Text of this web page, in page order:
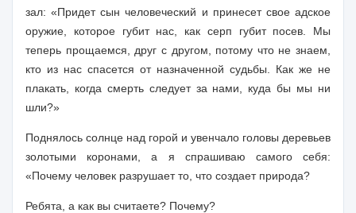
зал: «Придет сын человеческий и принесет свое адское
оружие, кото­рое губит нас, как серп губит посев. Мы
теперь прощаемся, друг с дру­гом, потому что не знаем,
кто из нас спасется от назначенной судьбы. Как же не
плакать, когда смерть следует за нами, куда бы мы ни
шли?»
Поднялось солнце над горой и увенчало головы деревьев
золоты­ми коронами, а я спрашиваю самого себя:
«Почему человек разрушает то, что создает природа?
Ребята, а как вы считаете? Почему?